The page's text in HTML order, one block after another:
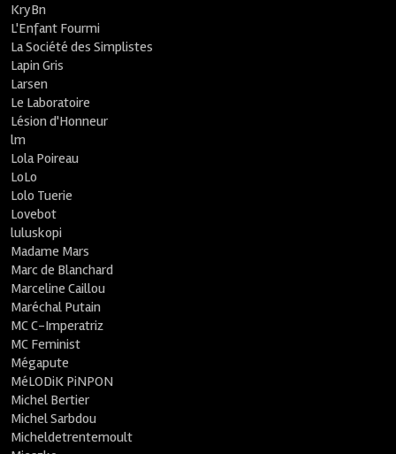
KryBn
L'Enfant Fourmi
La Société des Simplistes
Lapin Gris
Larsen
Le Laboratoire
Lésion d'Honneur
lm
Lola Poireau
LoLo
Lolo Tuerie
Lovebot
luluskopi
Madame Mars
Marc de Blanchard
Marceline Caillou
Maréchal Putain
MC C-Imperatriz
MC Feminist
Mégapute
MéLODiK PiNPON
Michel Bertier
Michel Sarbdou
Micheldetrentemoult